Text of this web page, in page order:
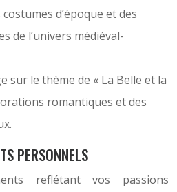
d’époque et des
de l’univers médiéval-
sur le thème de « La Belle et la
romantiques et des
PERSONNELS
reflétant vos passions